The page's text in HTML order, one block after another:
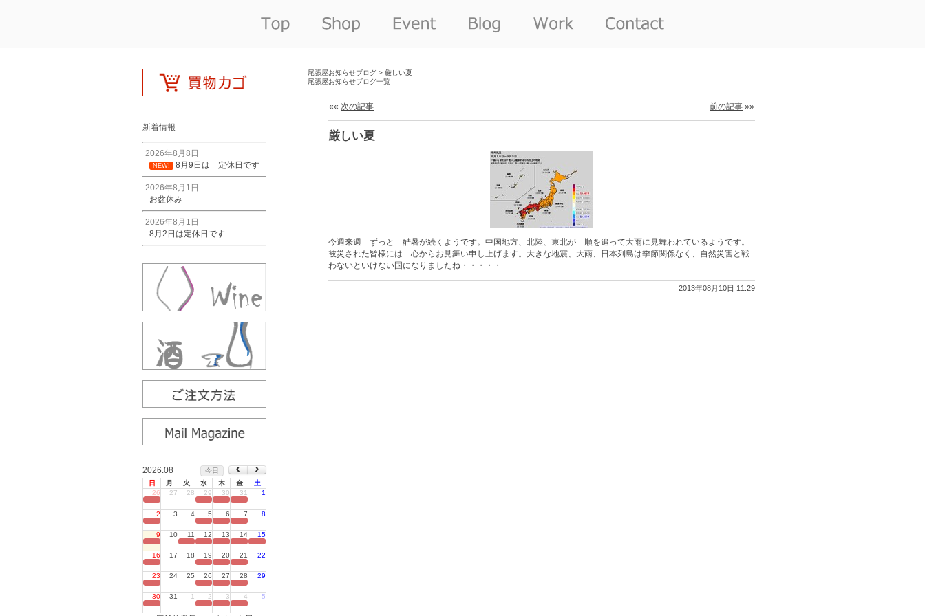
新着情報
2026年8月8日
NEW! 8月9日は 定休日です
2026年8月1日
お盆休み
2026年8月1日
8月2日は定休日です
2026.08
今日
日
月 火 水 木 金
土
26
27 28 29 30 31 1
2 3 4 5 6 7 8
9 10 11 12 13 14 15
16 17 18 19 20 21 22
23 24 25 26 27 28 29
30 31 1 2 3 4 5
尾張屋お知らせブログ > 厳しい夏
尾張屋お知らせブログ一覧
«« 次の記事 前の記事 »»
厳しい夏
今週来週 ずっと 酷暑が続くようです。中国地方、北陸、東北が 順を追って大雨に見舞われているようです。
被災された皆様には 心からお見舞い申し上げます。大きな地震、大雨、日本列島は季節関係なく、自然災害と戦
わないといけない国になりましたね・・・・・
2013年08月10日 11:29